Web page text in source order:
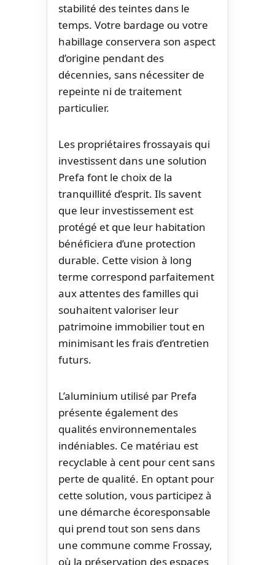
stabilité des teintes dans le
temps. Votre bardage ou votre
habillage conservera son aspect
d’origine pendant des
décennies, sans nécessiter de
repeinte ni de traitement
particulier.
Les propriétaires frossayais qui
investissent dans une solution
Prefa font le choix de la
tranquillité d’esprit. Ils savent
que leur investissement est
protégé et que leur habitation
bénéficiera d’une protection
durable. Cette vision à long
terme correspond parfaitement
aux attentes des familles qui
souhaitent valoriser leur
patrimoine immobilier tout en
minimisant les frais d’entretien
futurs.
L’aluminium utilisé par Prefa
présente également des
qualités environnementales
indéniables. Ce matériau est
recyclable à cent pour cent sans
perte de qualité. En optant pour
cette solution, vous participez à
une démarche écoresponsable
qui prend tout son sens dans
une commune comme Frossay,
où la préservation des espaces